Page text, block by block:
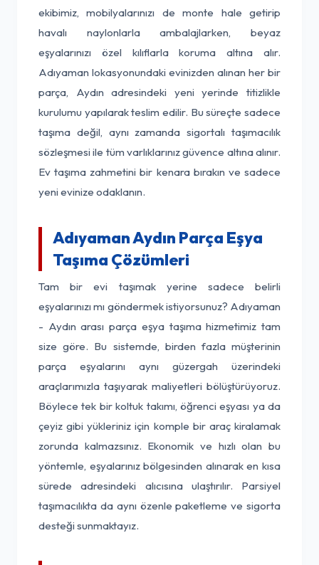
ekibimiz, mobilyalarınızı de monte hale getirip
havalı naylonlarla ambalajlarken, beyaz
eşyalarınızı özel kılıflarla koruma altına alır.
Adıyaman lokasyonundaki evinizden alınan her bir
parça, Aydın adresindeki yeni yerinde titizlikle
kurulumu yapılarak teslim edilir. Bu süreçte sadece
taşıma değil, aynı zamanda sigortalı taşımacılık
sözleşmesi ile tüm varlıklarınız güvence altına alınır.
Ev taşıma zahmetini bir kenara bırakın ve sadece
yeni evinize odaklanın.
Adıyaman Aydın Parça Eşya
Taşıma Çözümleri
Tam bir evi taşımak yerine sadece belirli
eşyalarınızı mı göndermek istiyorsunuz? Adıyaman
- Aydın arası parça eşya taşıma hizmetimiz tam
size göre. Bu sistemde, birden fazla müşterinin
parça eşyalarını aynı güzergah üzerindeki
araçlarımızla taşıyarak maliyetleri bölüştürüyoruz.
Böylece tek bir koltuk takımı, öğrenci eşyası ya da
çeyiz gibi yükleriniz için komple bir araç kiralamak
zorunda kalmazsınız. Ekonomik ve hızlı olan bu
yöntemle, eşyalarınız bölgesinden alınarak en kısa
sürede adresindeki alıcısına ulaştırılır. Parsiyel
taşımacılıkta da aynı özenle paketleme ve sigorta
desteği sunmaktayız.